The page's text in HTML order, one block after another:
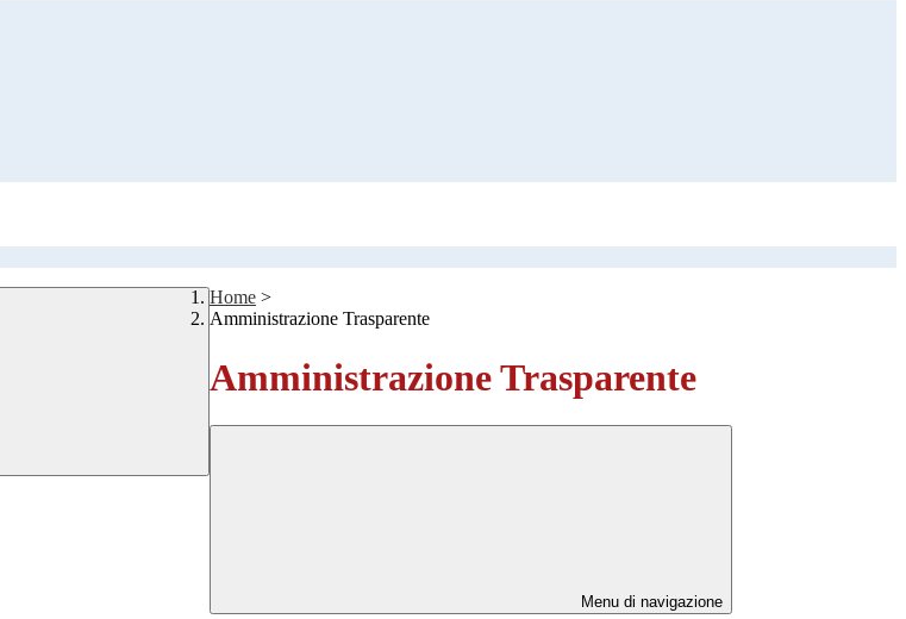
Home >
Amministrazione Trasparente
Amministrazione Trasparente
Menu di navigazione